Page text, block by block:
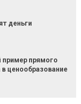
деньги
пример прямого
ценообразование